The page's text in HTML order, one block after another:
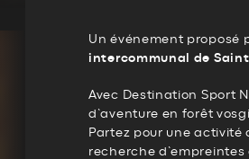
Un événement proposé
intercommunal de
Avec Destination Sport
d’aventure en forêt
Partez pour une
recherche